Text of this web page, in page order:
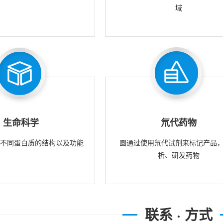
域
生命科学
同蛋白质的结构以及功能
氘代药物
圆通过使用氘代试剂来标记产品
析、研发药物
联系 · 方式